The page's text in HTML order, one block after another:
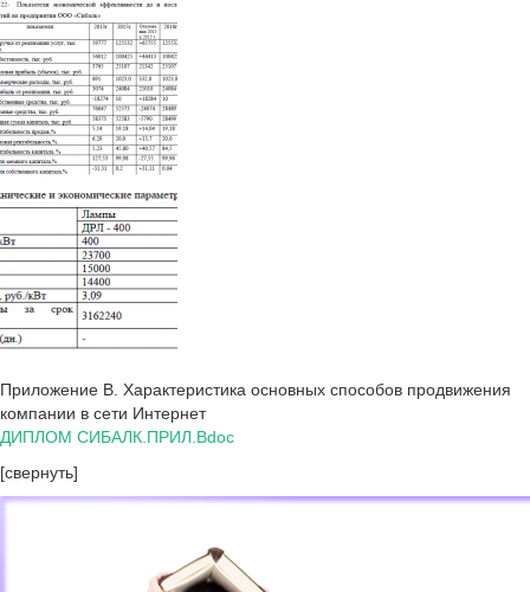
Приложение В. Характеристика основных способов продвижения
компании в сети Интернет
ДИПЛОМ СИБАЛК.ПРИЛ.Вdoc
[свернуть]